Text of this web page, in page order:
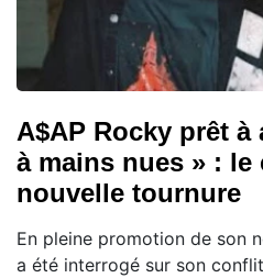
A$AP Rocky prêt à
à mains nues » :
nouvelle tournure
En pleine promotion de son
a été interrogé sur son